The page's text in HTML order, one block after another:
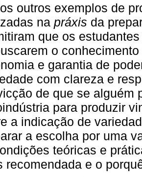
outros exemplos de
na práxis da
que os
o
e garantia de
com clareza e
de que se alguém
para produzir
a indicação de
a escolha por uma
teóricas e
recomendada e o